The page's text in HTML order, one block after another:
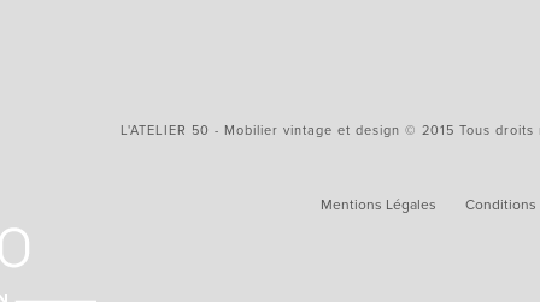
L'ATELIER 50 - Mobilier vintage et design © 2015 Tous droits
Mentions Légales Conditions